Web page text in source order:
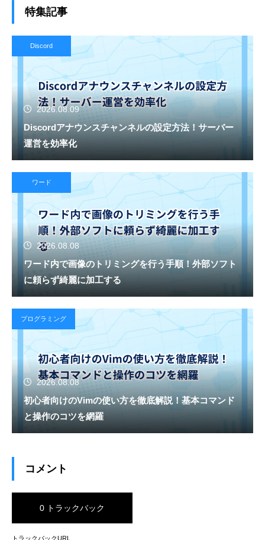
特集記事
Discord
2026.08.09
Discordアナウンスチャンネルの設定方法！サーバー
運営を効率化
ワード
2026.08.08
ワード内で画像のトリミングを行う手順！外部ソフト
に頼らず綺麗に加工する
プログラミング
2026.08.08
初心者向けのVimの使い方を徹底解説！基本コマンド
と操作のコツを網羅
コメント
0 トラックバック
トラックバックURL